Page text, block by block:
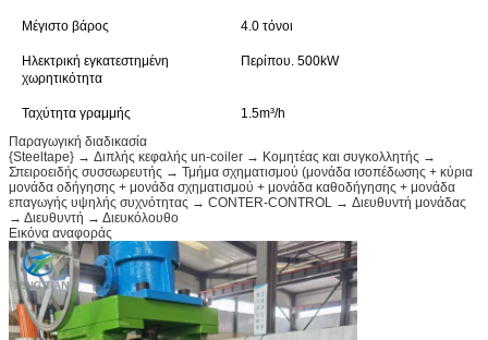
Μέγιστο βάρος 4.0 τόνοι
Ηλεκτρική εγκατεστημένη
χωρητικότητα
Περίπου. 500kW
Ταχύτητα γραμμής
1.5m³/h
Παραγωγική διαδικασία
{Steeltape} → Διπλής κεφαλής un-coiler → Κομητέας και συγκολλητής →
Σπειροειδής συσσωρευτής → Τμήμα σχηματισμού (μονάδα ισοπέδωσης + κύρια
μονάδα οδήγησης + μονάδα σχηματισμού + μονάδα καθοδήγησης + μονάδα
επαγωγής υψηλής συχνότητας → CONTER-CONTROL → Διευθυντή μονάδας
→ Διευθυντή → Διευκόλουθο
Εικόνα αναφοράς